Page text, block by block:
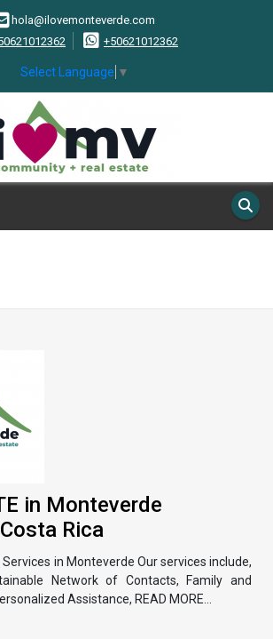
hola@ilovemonteverde.com
+50621012362
Select Language ▼
in Monteverde
Rica
in Monteverde Our services include,
Network of Contacts, Family and
Assistance, READ MORE...